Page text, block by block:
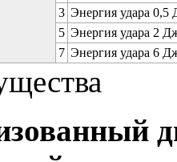
3 Энергия удара 0,5
5 Энергия удара 2
7 Энергия удара 6